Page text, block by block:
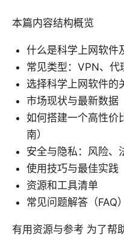
本篇内容结构概览
什么是科学上网软件
常见类型：VPN、代
选择科学上网软件的
市场现状与最新数据
如何搭建一个高性价
南）
安全与隐私：风险、
使用技巧与最佳实践
资源和工具清单
常见问题解答（FAQ）
有用资源与参考 为了帮